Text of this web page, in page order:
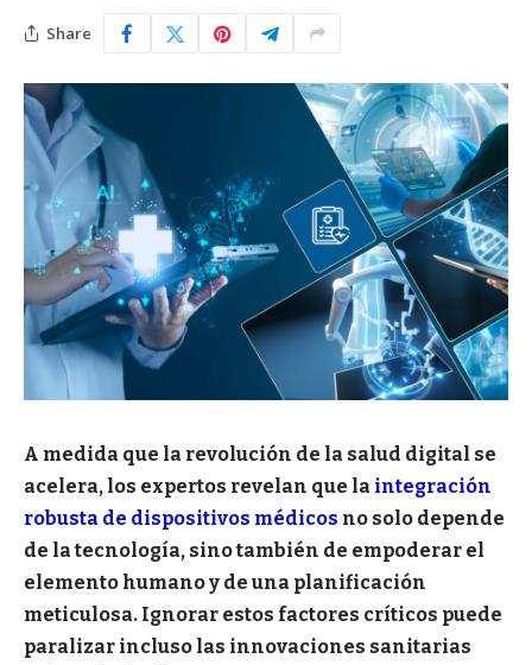
Share
A medida que la revolución de la salud digital se
acelera, los expertos revelan que la integración
robusta de dispositivos médicos no solo depende
de la tecnología, sino también de empoderar el
elemento humano y de una planificación
meticulosa. Ignorar estos factores críticos puede
paralizar incluso las innovaciones sanitarias